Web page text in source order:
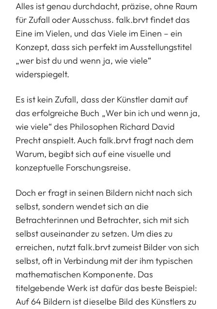
Alles ist genau durchdacht, präzise, ohne Raum
für Zufall oder Ausschuss. falk.brvt findet das
Eine im Vielen, und das Viele im Einen – ein
Konzept, dass sich perfekt im Ausstellungstitel
„wer bist du und wenn ja, wie viele“
widerspiegelt.
Es ist kein Zufall, dass der Künstler damit auf
das erfolgreiche Buch „Wer bin ich und wenn ja,
wie viele“ des Philosophen Richard David
Precht anspielt. Auch falk.brvt fragt nach dem
Warum, begibt sich auf eine visuelle und
konzeptuelle Forschungsreise.
Doch er fragt in seinen Bildern nicht nach sich
selbst, sondern wendet sich an die
Betrachterinnen und Betrachter, sich mit sich
selbst auseinander zu setzen. Um dies zu
erreichen, nutzt falk.brvt zumeist Bilder von sich
selbst, oft in Verbindung mit der ihm typischen
mathematischen Komponente. Das
titelgebende Werk ist dafür das beste Beispiel:
Auf 64 Bildern ist dieselbe Bild des Künstlers zu